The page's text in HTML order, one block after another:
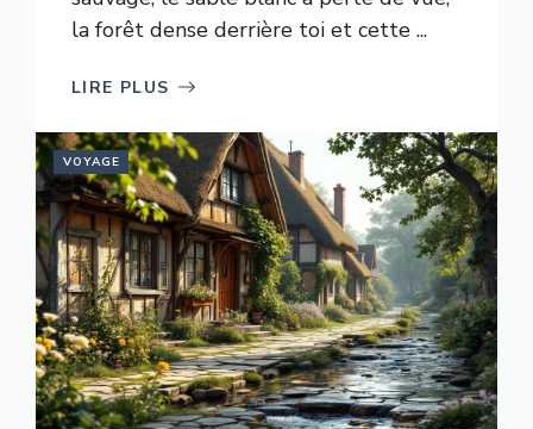
la forêt dense derrière toi et cette ...
LIRE PLUS
VOYAGE